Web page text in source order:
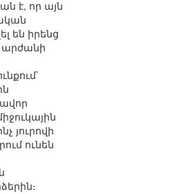
է, որ այն
են իրենց
արժանի
յուրովի
ունեն